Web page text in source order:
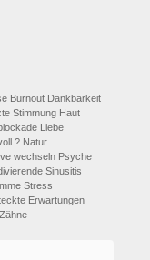
Burnout Dankbarkeit
Stimmung Haut
Liebe
? Natur
wechseln Psyche
Sinusitis
Stress
Erwartungen
Zähne